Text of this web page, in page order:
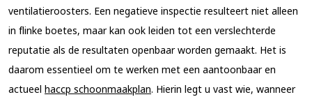
ventilatieroosters. Een negatieve inspectie resulteert niet alleen
in flinke boetes, maar kan ook leiden tot een verslechterde
reputatie als de resultaten openbaar worden gemaakt. Het is
daarom essentieel om te werken met een aantoonbaar en
actueel haccp schoonmaakplan. Hierin legt u vast wie, wanneer